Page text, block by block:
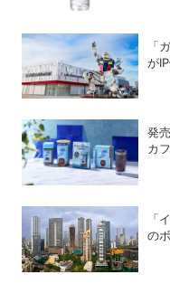
「
が
発
カ
「
の